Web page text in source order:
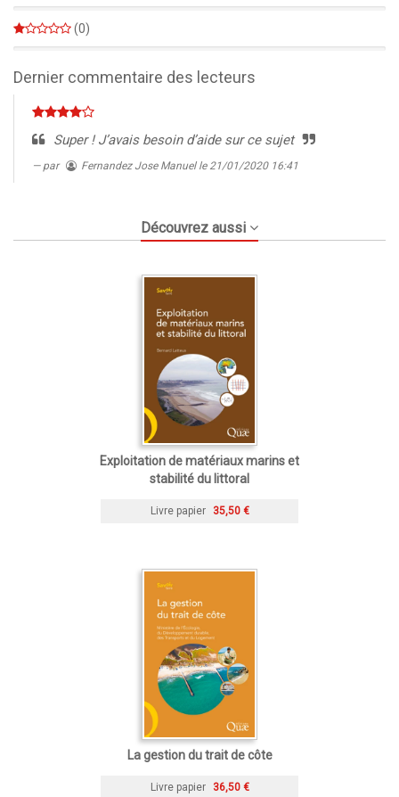
(0)
Dernier commentaire des lecteurs
Super ! J’avais besoin d’aide sur ce sujet
par Fernandez Jose Manuel le 21/01/2020 16:41
Découvrez aussi
Exploitation de matériaux marins et
stabilité du littoral
Livre papier 35,50 €
La gestion du trait de côte
Livre papier 36,50 €